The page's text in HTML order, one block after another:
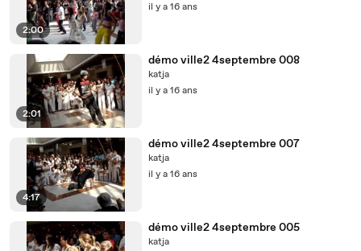
2:00
il y a 16 ans
2:01
démo ville2 4septembre 008
katja
il y a 16 ans
4:17
démo ville2 4septembre 007
katja
il y a 16 ans
démo ville2 4septembre 005
katja